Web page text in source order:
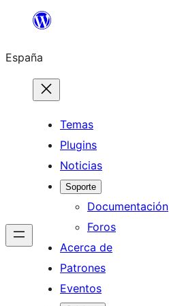
Saltar
contenido
España
Temas
Plugins
Noticias
Soporte
Documentación
Foros
Acerca de
Patrones
Eventos